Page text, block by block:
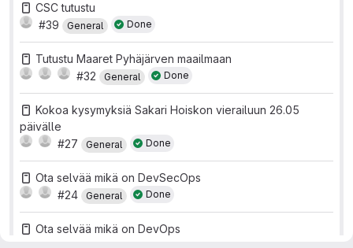
CSC tutustu
#39
General Done
Tutustu Maaret Pyhäjärven maailmaan
#32
General Done
Kokoa kysymyksiä Sakari Hoiskon vierailuun 26.05
päivälle
#27
General Done
Ota selvää mikä on DevSecOps
#24
General Done
Ota selvää mikä on DevOps